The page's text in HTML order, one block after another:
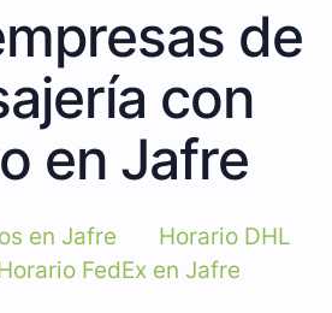
de
con
en Jafre
en Jafre
Horario DHL
FedEx en Jafre